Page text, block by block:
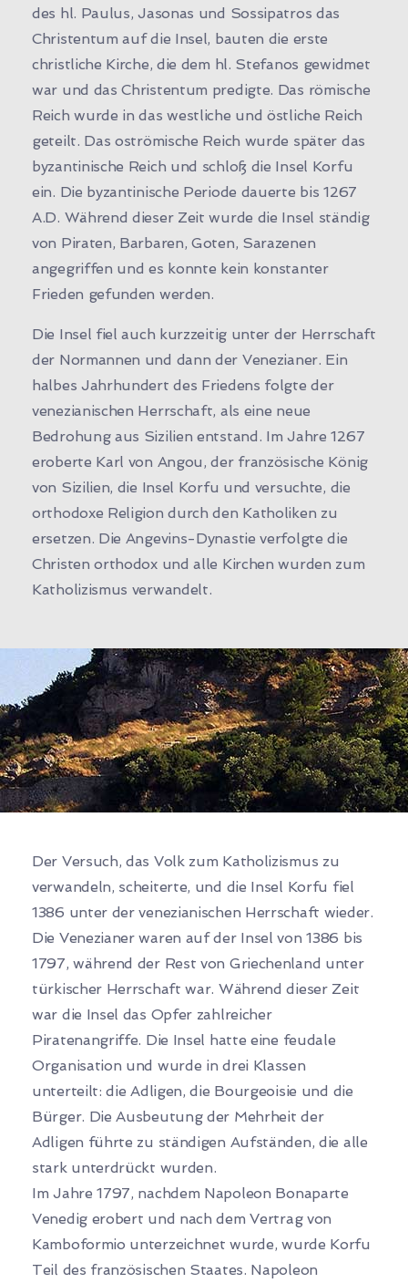
des hl. Paulus, Jasonas und Sossipatros das
Christentum auf die Insel, bauten die erste
christliche Kirche, die dem hl. Stefanos gewidmet
war und das Christentum predigte. Das römische
Reich wurde in das westliche und östliche Reich
geteilt. Das oströmische Reich wurde später das
byzantinische Reich und schloß die Insel Korfu
ein. Die byzantinische Periode dauerte bis 1267
A.D. Während dieser Zeit wurde die Insel ständig
von Piraten, Barbaren, Goten, Sarazenen
angegriffen und es konnte kein konstanter
Frieden gefunden werden.
Die Insel fiel auch kurzzeitig unter der Herrschaft
der Normannen und dann der Venezianer. Ein
halbes Jahrhundert des Friedens folgte der
venezianischen Herrschaft, als eine neue
Bedrohung aus Sizilien entstand. Im Jahre 1267
eroberte Karl von Angou, der französische König
von Sizilien, die Insel Korfu und versuchte, die
orthodoxe Religion durch den Katholiken zu
ersetzen. Die Angevins-Dynastie verfolgte die
Christen orthodox und alle Kirchen wurden zum
Katholizismus verwandelt.
Der Versuch, das Volk zum Katholizismus zu
verwandeln, scheiterte, und die Insel Korfu fiel
1386 unter der venezianischen Herrschaft wieder.
Die Venezianer waren auf der Insel von 1386 bis
1797, während der Rest von Griechenland unter
türkischer Herrschaft war. Während dieser Zeit
war die Insel das Opfer zahlreicher
Piratenangriffe. Die Insel hatte eine feudale
Organisation und wurde in drei Klassen
unterteilt: die Adligen, die Bourgeoisie und die
Bürger. Die Ausbeutung der Mehrheit der
Adligen führte zu ständigen Aufständen, die alle
stark unterdrückt wurden.
Im Jahre 1797, nachdem Napoleon Bonaparte
Venedig erobert und nach dem Vertrag von
Kamboformio unterzeichnet wurde, wurde Korfu
Teil des französischen Staates. Napoleon